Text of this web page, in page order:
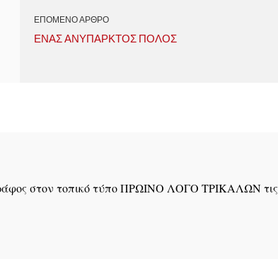
ΕΠΟΜΕΝΟ ΑΡΘΡΟ
ΕΝΑΣ ΑΝΥΠΑΡΚΤΟΣ ΠΟΛΟΣ
στον τοπικό τύπο ΠΡΩΙΝΟ ΛΟΓΟ ΤΡΙΚΑΛΩΝ τις